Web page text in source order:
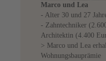
Marco und Lea
- Alter 30 und 27
- Zahntechniker
Architektin (4.400
> Marco und Lea
Wohnungsbauprämie